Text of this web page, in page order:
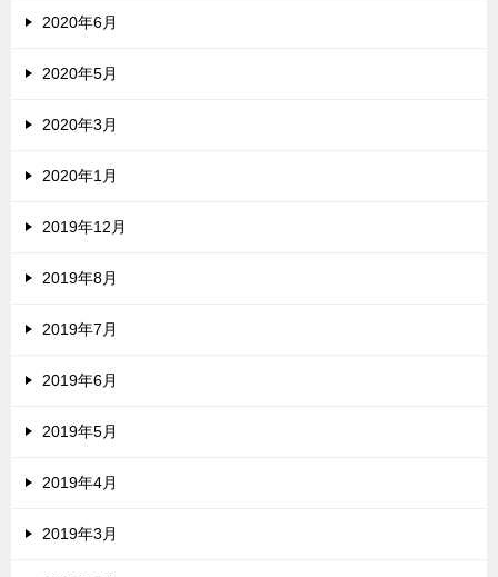
2020年6月
2020年5月
2020年3月
2020年1月
2019年12月
2019年8月
2019年7月
2019年6月
2019年5月
2019年4月
2019年3月